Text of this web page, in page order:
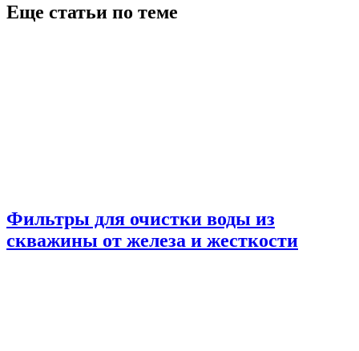
Еще статьи по теме
Фильтры для очистки воды из
скважины от железа и жесткости